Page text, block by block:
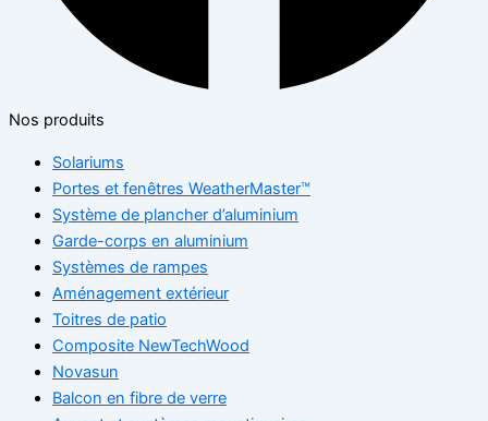
Nos produits
Solariums
Portes et fenêtres WeatherMaster™
Système de plancher d’aluminium
Garde-corps en aluminium
Systèmes de rampes
Aménagement extérieur
Toitres de patio
Composite NewTechWood
Novasun
Balcon en fibre de verre